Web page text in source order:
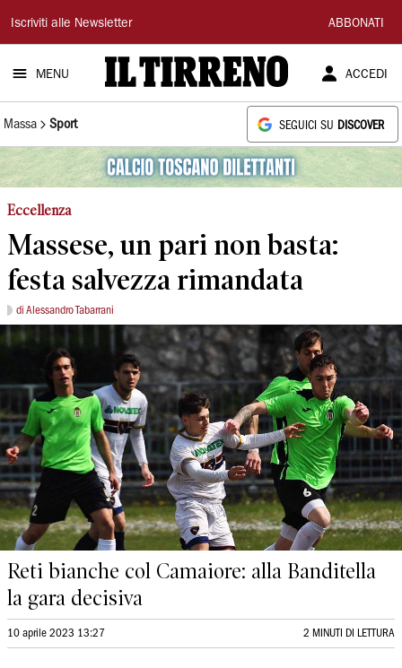
Il
Tirreno
Iscriviti alle Newsletter ABBONATI
MENU ACCEDI
Massa Sport SEGUICI SU DISCOVER
Eccellenza
Massese, un pari non basta:
festa salvezza rimandata
di Alessandro Tabarrani
Reti bianche col Camaiore: alla Banditella
la gara decisiva
10 aprile 2023 13:27 2 MINUTI DI LETTURA